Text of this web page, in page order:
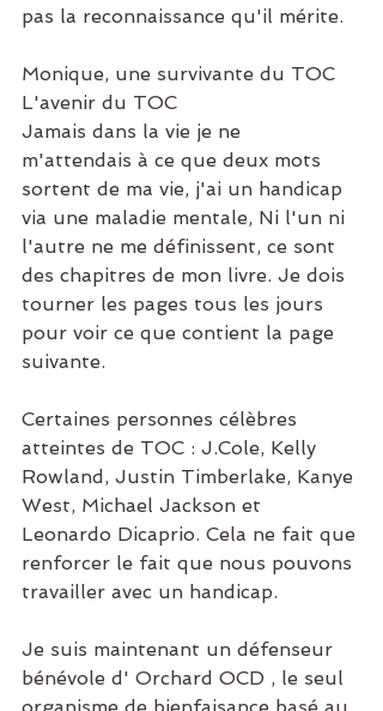
pas la reconnaissance qu'il mérite.
Monique, une survivante du TOC
L'avenir du TOC
Jamais dans la vie je ne
m'attendais à ce que deux mots
sortent de ma vie, j'ai un handicap
via une maladie mentale, Ni l'un ni
l'autre ne me définissent, ce sont
des chapitres de mon livre. Je dois
tourner les pages tous les jours
pour voir ce que contient la page
suivante.
Certaines personnes célèbres
atteintes de TOC : J.Cole, Kelly
Rowland, Justin Timberlake, Kanye
West, Michael Jackson et
Leonardo Dicaprio. Cela ne fait que
renforcer le fait que nous pouvons
travailler avec un handicap.
Je suis maintenant un défenseur
bénévole d' Orchard OCD , le seul